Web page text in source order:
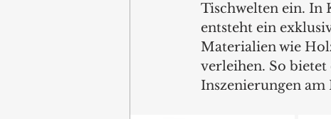
Tischwelten ein. In
entsteht ein
Materialien wie
verleihen. So
Inszenierungen am